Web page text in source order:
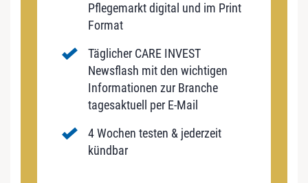
Pflegemarkt digital und im Print
Format
Täglicher CARE INVEST
Newsflash mit den wichtigen
Informationen zur Branche
tagesaktuell per E-Mail
4 Wochen testen & jederzeit
kündbar